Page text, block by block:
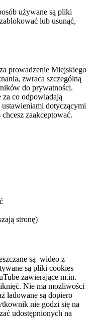
używane są pliki
lub usunąć,
prowadzenie Miejskiego
zwraca szczególną
do prywatności.
co odpowiadają
dotyczącymi
zaakceptować.
stronę)
są wideo z
są pliki cookies
zawierające m.in.
Nie ma możliwości
ładowane są dopiero
nie godzi się na
udostępnionych na